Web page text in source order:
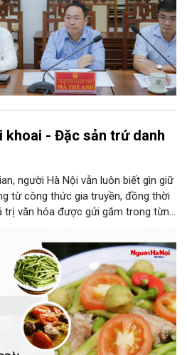
khoai - Đặc sản trứ danh
người Hà Nội vẫn luôn biết gìn giữ
từ công thức gia truyền, đồng thời
trị văn hóa được gửi gắm trong từng
một món ăn như thế.